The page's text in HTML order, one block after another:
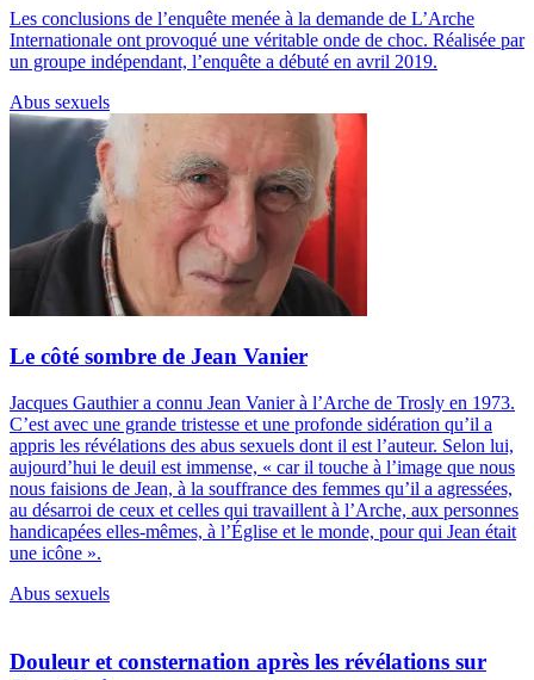
Les conclusions de l’enquête menée à la demande de L’Arche
Internationale ont provoqué une véritable onde de choc. Réalisée par
un groupe indépendant, l’enquête a débuté en avril 2019.
Abus sexuels
Le côté sombre de Jean Vanier
Jacques Gauthier a connu Jean Vanier à l’Arche de Trosly en 1973.
C’est avec une grande tristesse et une profonde sidération qu’il a
appris les révélations des abus sexuels dont il est l’auteur. Selon lui,
aujourd’hui le deuil est immense, « car il touche à l’image que nous
nous faisions de Jean, à la souffrance des femmes qu’il a agressées,
au désarroi de ceux et celles qui travaillent à l’Arche, aux personnes
handicapées elles-mêmes, à l’Église et le monde, pour qui Jean était
une icône ».
Abus sexuels
Douleur et consternation après les révélations sur